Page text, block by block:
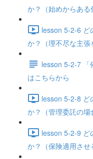
か？（始めからあ
lesson 5-2-6 ど
か？（理不尽な主
lesson 5-2-7 「
はこちらから
lesson 5-2-8 ど
か？（管理委託の
lesson 5-2-9 ど
か？（保険適用さ